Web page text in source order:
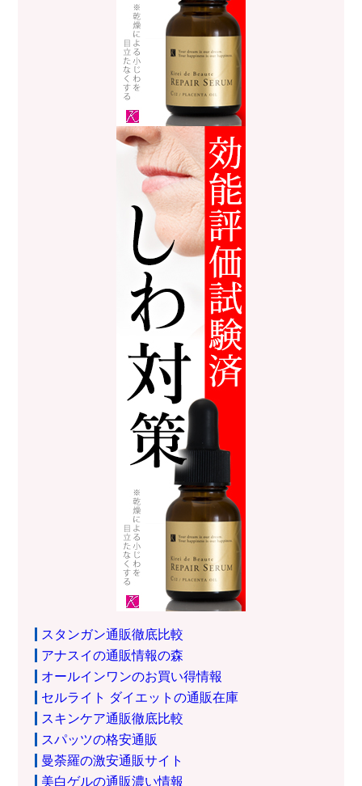
スタンガン通販徹底比較
アナスイの通販情報の森
オールインワンのお買い得情報
セルライト ダイエットの通販在庫
スキンケア通販徹底比較
スパッツの格安通販
曼荼羅の激安通販サイト
美白ゲルの通販濃い情報